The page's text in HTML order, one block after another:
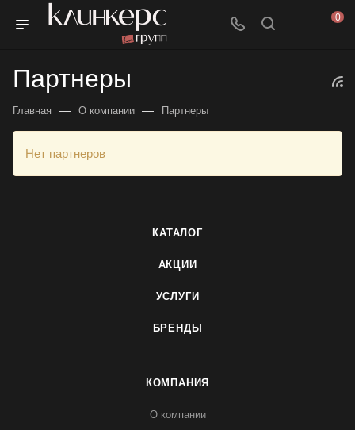
0
Партнеры
Главная — О компании — Партнеры
Нет партнеров
КАТАЛОГ
АКЦИИ
УСЛУГИ
БРЕНДЫ
КОМПАНИЯ
О компании